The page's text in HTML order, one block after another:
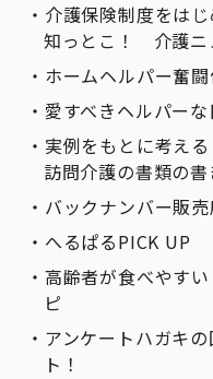
介護保険制度をは
知っとこ！ 介護ニ
ホームヘルパー奮
愛すべきヘルパーな
実例をもとに考える
訪問介護の書類の
バックナンバー販
へるぱるPICK UP
高齢者が食べやす
ピ
アンケートハガキ
ト！